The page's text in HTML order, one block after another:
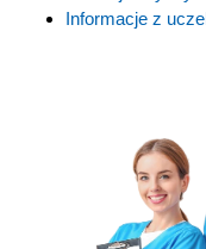
Informacje z